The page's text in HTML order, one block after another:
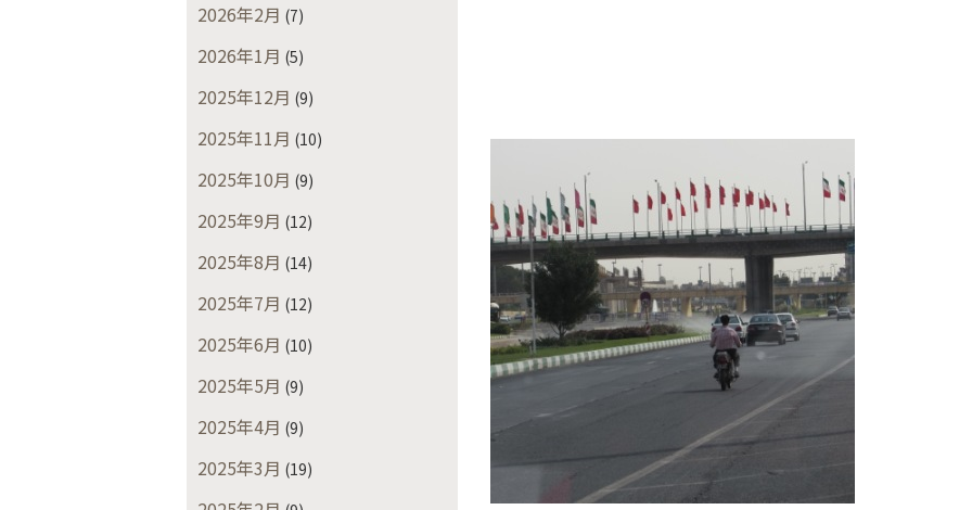
2026年2月 (7)
2026年1月 (5)
2025年12月 (9)
2025年11月 (10)
2025年10月 (9)
2025年9月 (12)
2025年8月 (14)
2025年7月 (12)
2025年6月 (10)
2025年5月 (9)
2025年4月 (9)
2025年3月 (19)